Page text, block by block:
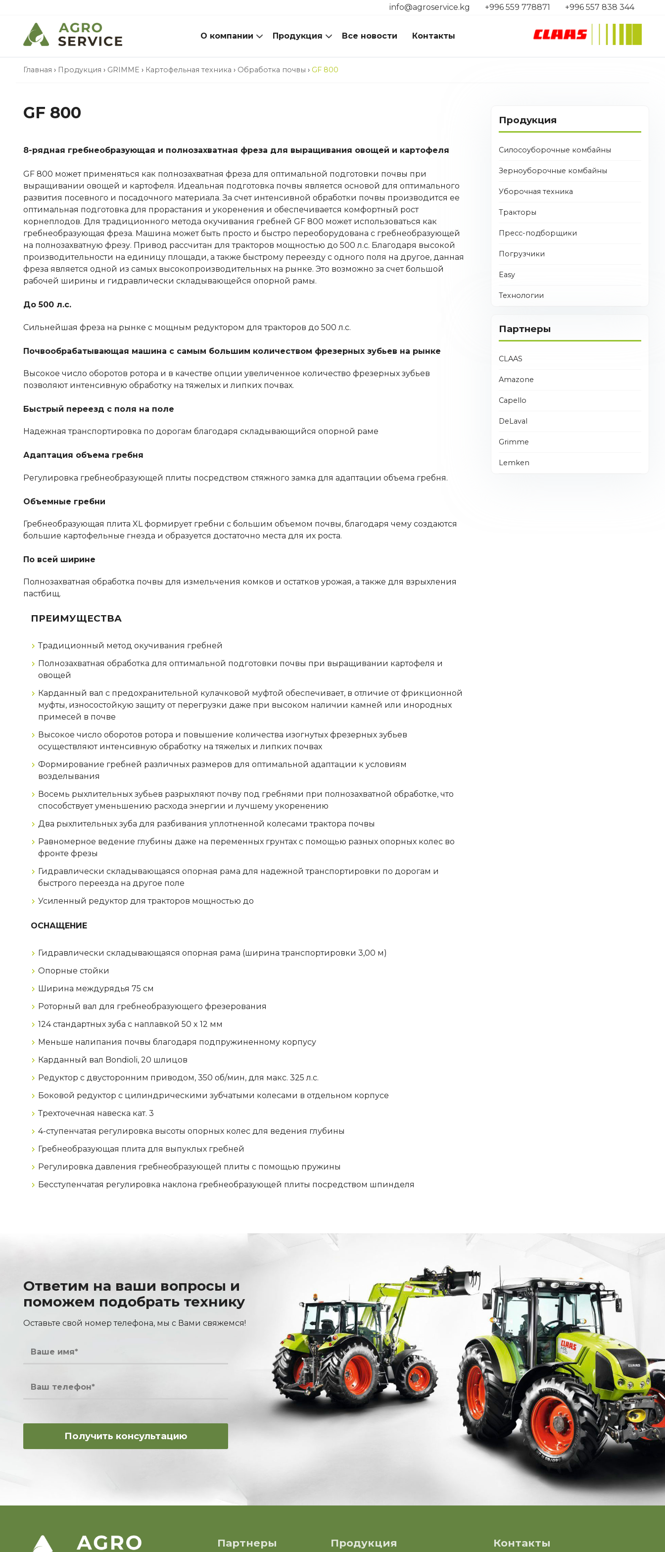
info@agroservice.kg +996 559 778871 +996 557 838 344
О компании Продукция Все новости Контакты
Главная › Продукция › GRIMME › Картофельная техника › Обработка почвы › GF 800
GF 800
8-рядная гребнеобразующая и полнозахватная фреза для выращивания овощей и картофеля
GF 800 может применяться как полнозахватная фреза для оптимальной подготовки почвы при
выращивании овощей и картофеля. Идеальная подготовка почвы является основой для оптимального
развития посевного и посадочного материала. За счет интенсивной обработки почвы производится ее
оптимальная подготовка для прорастания и укоренения и обеспечивается комфортный рост
корнеплодов. Для традиционного метода окучивания гребней GF 800 может использоваться как
гребнеобразующая фреза. Машина может быть просто и быстро переоборудована с гребнеобразующей
на полнозахватную фрезу. Привод рассчитан для тракторов мощностью до 500 л.с. Благодаря высокой
производительности на единицу площади, а также быстрому переезду с одного поля на другое, данная
фреза является одной из самых высокопроизводительных на рынке. Это возможно за счет большой
рабочей ширины и гидравлически складывающейся опорной рамы.
До 500 л.с.
Сильнейшая фреза на рынке с мощным редуктором для тракторов до 500 л.с.
Почвообрабатывающая машина с самым большим количеством фрезерных зубьев на рынке
Высокое число оборотов ротора и в качестве опции увеличенное количество фрезерных зубьев
позволяют интенсивную обработку на тяжелых и липких почвах.
Быстрый переезд с поля на поле
Надежная транспортировка по дорогам благодаря складывающийся опорной раме
Адаптация объема гребня
Регулировка гребнеобразующей плиты посредством стяжного замка для адаптации объема гребня.
Объемные гребни
Гребнеобразующая плита XL формирует гребни с большим объемом почвы, благодаря чему создаются
большие картофельные гнезда и образуется достаточно места для их роста.
По всей ширине
Полнозахватная обработка почвы для измельчения комков и остатков урожая, а также для взрыхления
пастбищ.
ПРЕИМУЩЕСТВА
Традиционный метод окучивания гребней
Полнозахватная обработка для оптимальной подготовки почвы при выращивании картофеля и
овощей
Карданный вал с предохранительной кулачковой муфтой обеспечивает, в отличие от фрикционной
муфты, износостойкую защиту от перегрузки даже при высоком наличии камней или инородных
примесей в почве
Высокое число оборотов ротора и повышение количества изогнутых фрезерных зубьев
осуществляют интенсивную обработку на тяжелых и липких почвах
Формирование гребней различных размеров для оптимальной адаптации к условиям
возделывания
Восемь рыхлительных зубьев разрыхляют почву под гребнями при полнозахватной обработке, что
способствует уменьшению расхода энергии и лучшему укоренению
Два рыхлительных зуба для разбивания уплотненной колесами трактора почвы
Равномерное ведение глубины даже на переменных грунтах с помощью разных опорных колес во
фронте фрезы
Гидравлически складывающаяся опорная рама для надежной транспортировки по дорогам и
быстрого переезда на другое поле
Усиленный редуктор для тракторов мощностью до
ОСНАЩЕНИЕ
Гидравлически складывающаяся опорная рама (ширина транспортировки 3,00 м)
Опорные стойки
Ширина междурядья 75 см
Роторный вал для гребнеобразующего фрезерования
124 стандартных зуба с наплавкой 50 x 12 мм
Меньше налипания почвы благодаря подпружиненному корпусу
Карданный вал Bondioli, 20 шлицов
Редуктор с двусторонним приводом, 350 об/мин, для макс. 325 л.с.
Боковой редуктор с цилиндрическими зубчатыми колесами в отдельном корпусе
Трехточечная навеска кат. 3
4-ступенчатая регулировка высоты опорных колес для ведения глубины
Гребнеобразующая плита для выпуклых гребней
Регулировка давления гребнеобразующей плиты с помощью пружины
Бесступенчатая регулировка наклона гребнеобразующей плиты посредством шпинделя
Продукция
Силосоуборочные комбайны
Зерноуборочные комбайны
Уборочная техника
Тракторы
Пресс-подборщики
Погрузчики
Easy
Технологии
Партнеры
CLAAS
Amazone
Capello
DeLaval
Grimme
Lemken
Ответим на ваши вопросы и
поможем подобрать технику
Оставьте свой номер телефона, мы с Вами свяжемся!
Партнеры Продукция Контакты